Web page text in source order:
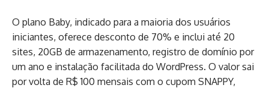
O plano Baby, indicado para a maioria dos usuários
iniciantes, oferece desconto de 70% e inclui até 20
sites, 20GB de armazenamento, registro de domínio por
um ano e instalação facilitada do WordPress. O valor sai
por volta de R$ 100 mensais com o cupom SNAPPY,